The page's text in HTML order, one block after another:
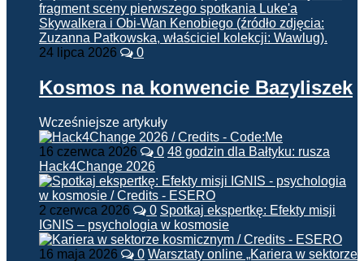
24 lipca 2026 0
Kosmos na konwencie Bazyliszek
Wcześniejsze artykuły
16 czerwca 2026 0 48 godzin dla Bałtyku: rusza
Hack4Change 2026
2 czerwca 2026 0 Spotkaj ekspertkę: Efekty misji
IGNIS – psychologia w kosmosie
16 maja 2026 0 Warsztaty online „Kariera w sektorze